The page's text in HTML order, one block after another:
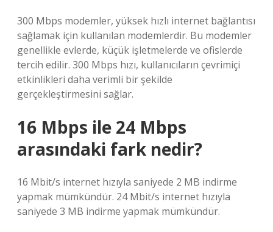
300 Mbps modemler, yüksek hızlı internet bağlantısı
sağlamak için kullanılan modemlerdir. Bu modemler
genellikle evlerde, küçük işletmelerde ve ofislerde
tercih edilir. 300 Mbps hızı, kullanıcıların çevrimiçi
etkinlikleri daha verimli bir şekilde
gerçekleştirmesini sağlar.
16 Mbps ile 24 Mbps
arasındaki fark nedir?
16 Mbit/s internet hızıyla saniyede 2 MB indirme
yapmak mümkündür. 24 Mbit/s internet hızıyla
saniyede 3 MB indirme yapmak mümkündür.